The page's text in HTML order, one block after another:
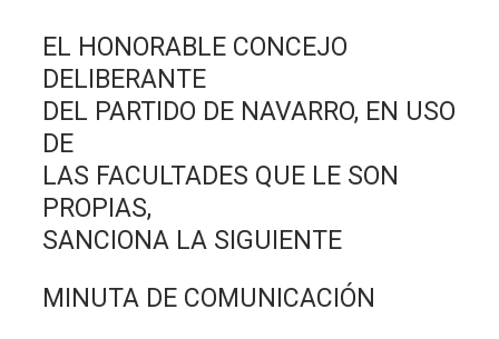
EL HONORABLE CONCEJO
DELIBERANTE
DEL PARTIDO DE NAVARRO, EN USO
DE
LAS FACULTADES QUE LE SON
PROPIAS,
SANCIONA LA SIGUIENTE
MINUTA DE COMUNICACIÓN